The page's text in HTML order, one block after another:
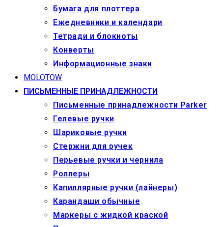
Бумага для плоттера
Ежедневники и календари
Тетради и блокноты
Конверты
Информационные знаки
MOLOTOW
ПИСЬМЕННЫЕ ПРИНАДЛЕЖНОСТИ
Письменные принадлежности Parker
Гелевые ручки
Шариковые ручки
Стержни для ручек
Перьевые ручки и чернила
Роллеры
Капиллярные ручки (лайнеры)
Карандаши обычные
Маркеры c жидкой краской